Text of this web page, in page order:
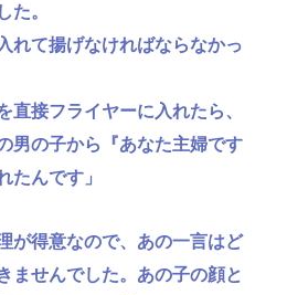
た。
れて揚げなければならなかっ
直接フライヤーに入れたら、
男の子から『あなた主婦です
たんです」
が得意なので、あの一言はど
ませんでした。あの子の顔と